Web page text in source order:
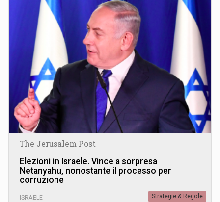
The Jerusalem Post
Elezioni in Israele. Vince a sorpresa
Netanyahu, nonostante il processo per
corruzione
ISRAELE Strategie & Regole